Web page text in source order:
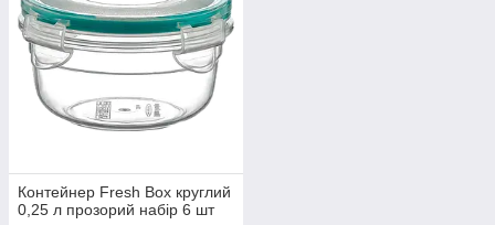
Контейнер Fresh Box круглий
0,25 л прозорий набір 6 шт